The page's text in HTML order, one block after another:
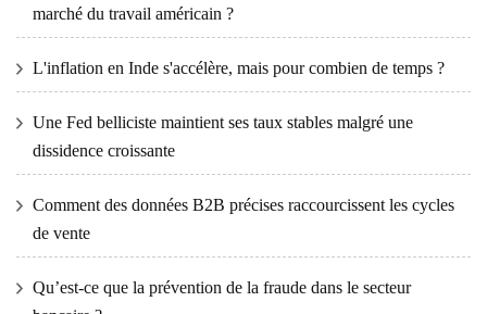
marché du travail américain ?
L'inflation en Inde s'accélère, mais pour combien de temps ?
Une Fed belliciste maintient ses taux stables malgré une
dissidence croissante
Comment des données B2B précises raccourcissent les cycles
de vente
Qu’est-ce que la prévention de la fraude dans le secteur